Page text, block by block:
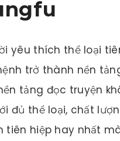
yêu thích thể loại
trở thành nền
tảng đọc truyện
đủ thể loại, chất
tiên hiệp hay nhất